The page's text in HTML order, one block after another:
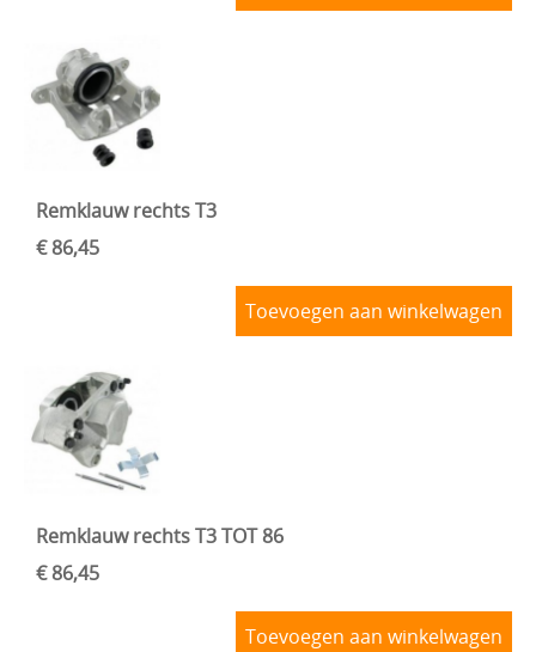
Remklauw rechts T3
€ 86,45
Toevoegen aan winkelwagen
Remklauw rechts T3 TOT 86
€ 86,45
Toevoegen aan winkelwagen